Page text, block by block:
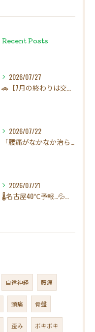
Recent Posts
2026/07/27
2026/07/22
2026/07/21
自律神経 腰痛
頭痛 骨盤
歪み ボキボキ